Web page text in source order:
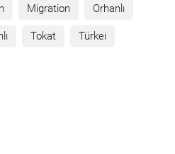
Migration Orhanlı
Tokat Türkei